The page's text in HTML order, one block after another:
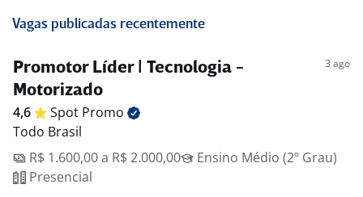
Vagas publicadas recentemente
Promotor Líder | Tecnologia -
Motorizado
3 ago
4,6 Spot Promo
Todo Brasil
R$ 1.600,00 a R$ 2.000,00
Ensino Médio (2º Grau)
Presencial